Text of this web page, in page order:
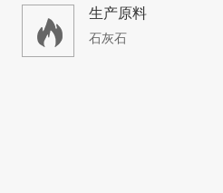
生产原料
石灰石